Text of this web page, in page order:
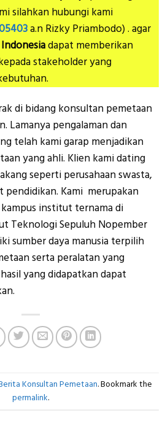
silahkan hubungi kami
a.n Rizky Priambodo) . agar
dapat memberikan
stakeholder yang
di bidang konsultan pemetaan
Lamanya pengalaman dan
telah kami garap menjadikan
yang ahli. Klien kami dating
seperti perusahaan swasta,
pendidikan. Kami merupakan
institut ternama di
Teknologi Sepuluh Nopember
sumber daya manusia terpilih
serta peralatan yang
yang didapatkan dapat
Konsultan Pemetaan. Bookmark the
permalink.